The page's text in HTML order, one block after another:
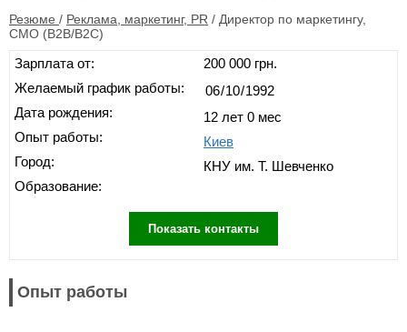
Резюме / Реклама, маркетинг, PR / Директор по маркетингу,
CMO (B2B/B2C)
Зарплата от:
Желаемый график работы:
Дата рождения:
Опыт работы:
Город:
Образование:
200 000 грн.
12 лет 0 мес
Киев
КНУ им. Т. Шевченко
Показать контакты
Опыт работы